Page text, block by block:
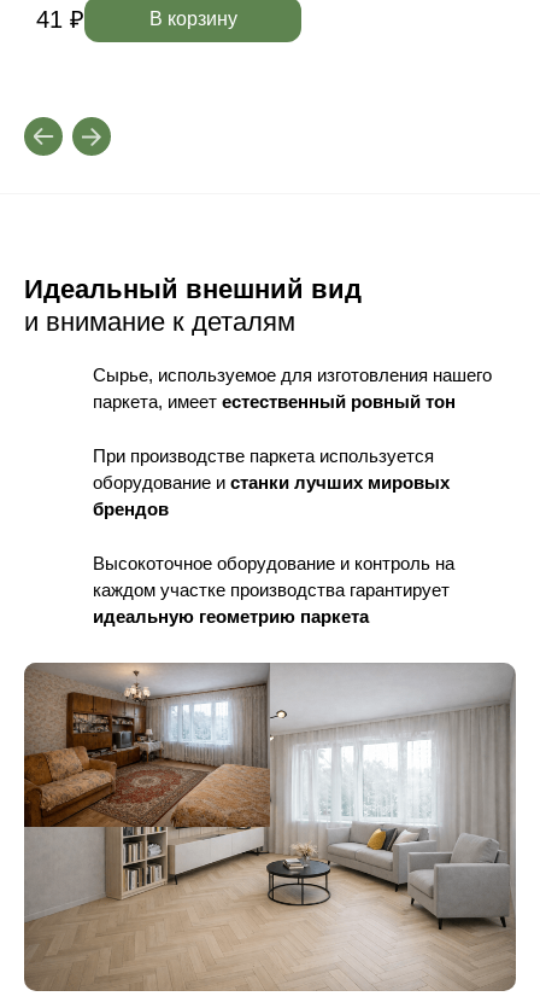
41 ₽ В корзину
Идеальный внешний вид
и внимание к деталям
Сырье, используемое для изготовления нашего
паркета, имеетестественный ровный тон
При производстве паркета используется
оборудование истанки лучших мировых
брендов
Высокоточное оборудование и контроль на
каждом участке производства гарантирует
идеальную геометрию паркета